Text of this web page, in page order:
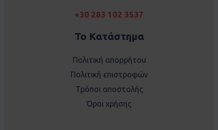
+30 283 102 3537
Το Κατάστημα
Πολιτική απορρήτου
Πολιτική επιστροφών
Τρόποι αποστολής
Όροι χρήσης